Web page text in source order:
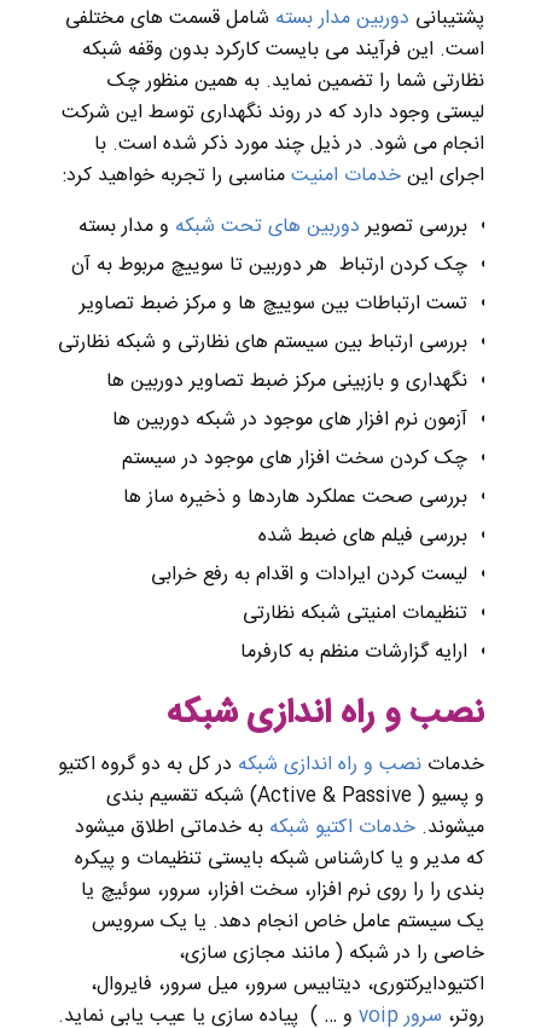
پشتیبانی دوربین مدار بسته شامل قسمت های مختلفی
است. این فرآیند می بایست کارکرد بدون وقفه شبکه
نظارتی شما را تضمین نماید. به همین منظور چک
لیستی وجود دارد که در روند نگهداری توسط این شرکت
انجام می شود. در ذیل چند مورد ذکر شده است. با
اجرای اینخدمات امنیتمناسبی را تجربه خواهید کرد:
بررسی تصویردوربین های تحت شبکه و مدار بسته
چک کردن ارتباط هر دوربین تا سوییچ مربوط به آن
تست ارتباطات بین سوییچ ها و مرکز ضبط تصاویر
بررسی ارتباط بین سیستم های نظارتی و شبکه نظارتی
نگهداری و بازبینی مرکز ضبط تصاویر دوربین ها
آزمون نرم افزار های موجود در شبکه دوربین ها
چک کردن سخت افزار های موجود در سیستم
بررسی صحت عملکرد هاردها و ذخیره ساز ها
بررسی فیلم های ضبط شده
لیست کردن ایرادات و اقدام به رفع خرابی
تنظیمات امنیتی شبکه نظارتی
ارایه گزارشات منظم به کارفرما
نصب و راه اندازی شبکه
خدماتنصب و راه اندازی شبکه در کل به دو گروه اکتیو
و پسیو ( Active & Passive) شبکه تقسیم بندی
میشوند.خدمات اکتیو شبکه به خدماتی اطلاق میشود
که مدیر و یا کارشناس شبکه بایستی تنظیمات و پیکره
بندی را را روی نرم افزار، سخت افزار، سرور، سوئیچ یا
یک سیستم عامل خاص انجام دهد. یا یک سرویس
خاصی را در شبکه ( مانند مجازی سازی،
اکتیودایرکتوری، دیتابیس سرور، میل سرور، فایروال،
روتر، سرور voip
و … ) پیاده سازی یا عیب یابی نماید.